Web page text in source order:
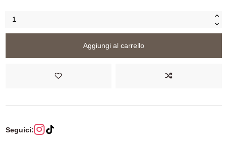
Aggiungi al carrello
Seguici: